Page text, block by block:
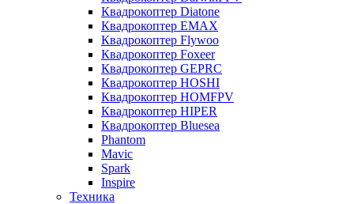
Квадрокоптер Diatone
Квадрокоптер EMAX
Квадрокоптер Flywoo
Квадрокоптер Foxeer
Квадрокоптер GEPRC
Квадрокоптер HOSHI
Квадрокоптер HOMFPV
Квадрокоптер HIPER
Квадрокоптер Bluesea
Phantom
Mavic
Spark
Inspire
Техника